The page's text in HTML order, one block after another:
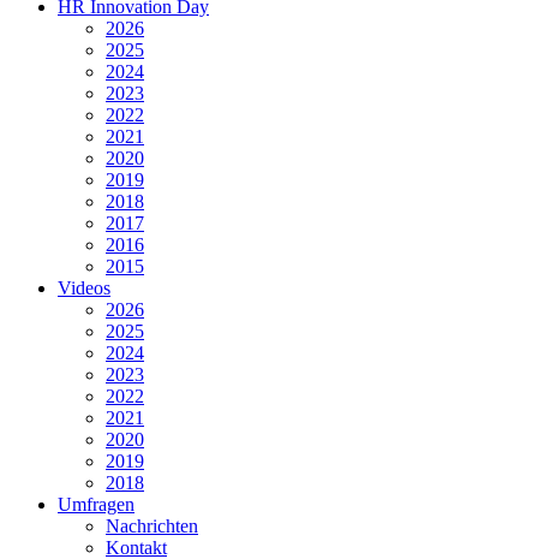
HR Innovation Day
2026
2025
2024
2023
2022
2021
2020
2019
2018
2017
2016
2015
Videos
2026
2025
2024
2023
2022
2021
2020
2019
2018
Umfragen
Nachrichten
Kontakt